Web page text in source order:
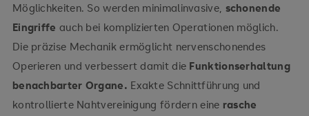
Möglichkeiten. So werden minimalinvasive, schonende
Eingriffe auch bei komplizierten Operationen möglich.
Die präzise Mechanik ermöglicht nervenschonendes
Operieren und verbessert damit die Funktionserhaltung
benachbarter Organe. Exakte Schnittführung und
kontrollierte Nahtvereinigung fördern eine rasche